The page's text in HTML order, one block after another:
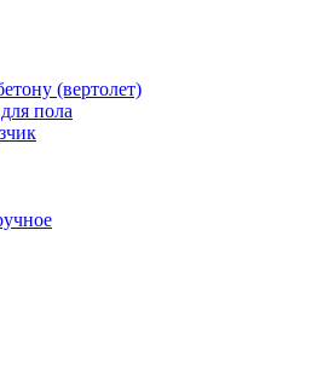
(вертолет)
пола